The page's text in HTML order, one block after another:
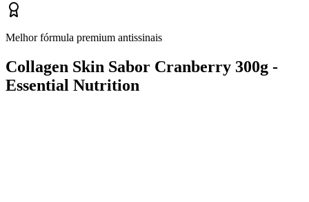
Melhor fórmula premium antissinais
Collagen Skin Sabor Cranberry 300g -
Essential Nutrition